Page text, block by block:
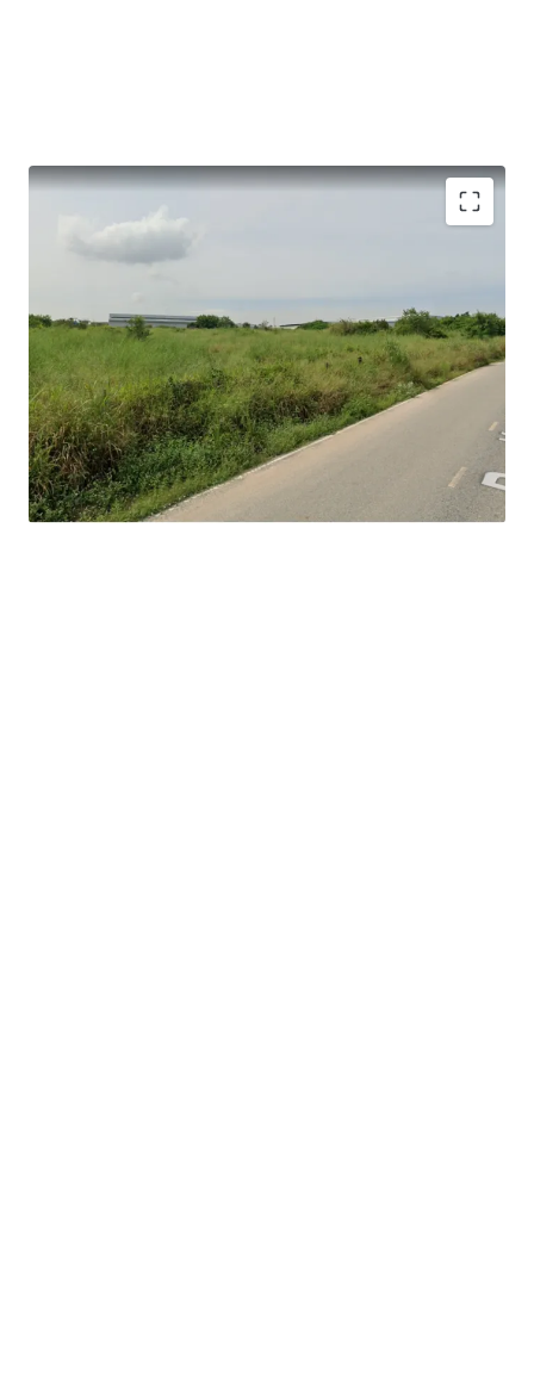
Land Tenure : Freehold
Frontage : 100 meters
Suitable for : factory/warehouse